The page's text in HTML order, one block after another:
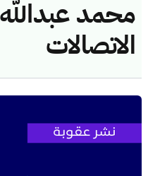
محمد
الاتصالات